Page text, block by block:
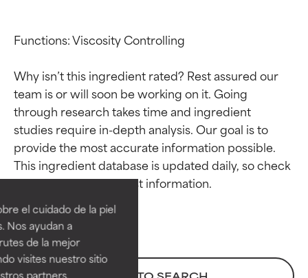
el cuidado de la piel
Nos ayudan a
de la mejor
visites nuestro sitio
partners,
Functions: Viscosity Controlling
Why isn’t this ingredient rated? Rest assured our
team is or will soon be working on it. Going
through research takes time and ingredient
studies require in-depth analysis. Our goal is to
provide the most accurate information possible.
This ingredient database is updated daily, so check
Calificaciones de
ingredientes
EXCELENTE
Ingrediente sobresaliente con
beneficios reales para la piel. Su
eficacia está demostrada y
Calificaciones de
ingredientes
EXCELENTE
Ingrediente sobresaliente con
beneficios reales para la piel. Su
eficacia está demostrada y